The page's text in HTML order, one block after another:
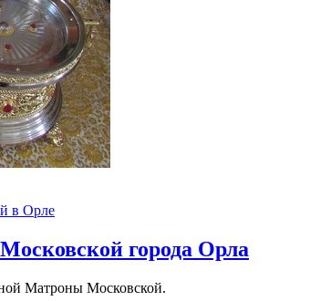
города Орла
Матроны Московской.